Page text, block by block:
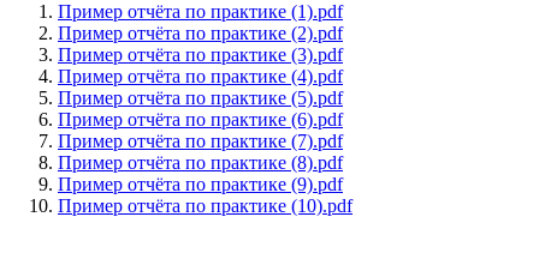
Пример отчёта по практике (1).pdf
Пример отчёта по практике (2).pdf
Пример отчёта по практике (3).pdf
Пример отчёта по практике (4).pdf
Пример отчёта по практике (5).pdf
Пример отчёта по практике (6).pdf
Пример отчёта по практике (7).pdf
Пример отчёта по практике (8).pdf
Пример отчёта по практике (9).pdf
Пример отчёта по практике (10).pdf